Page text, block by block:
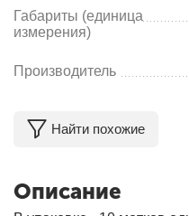
Габариты (единица
измерения)
Производитель
Найти похожие
Описание